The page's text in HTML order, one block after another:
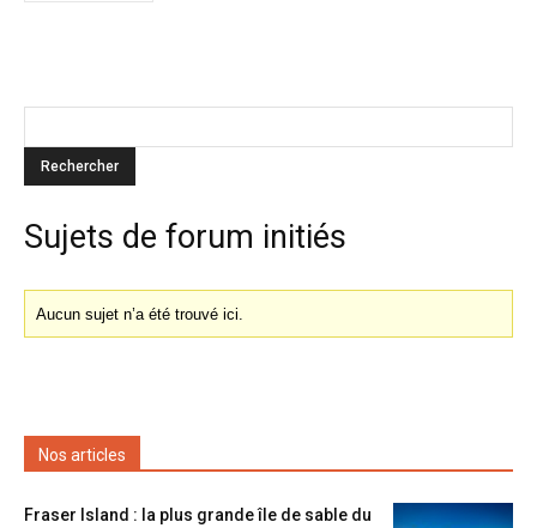
Sujets de forum initiés
Aucun sujet n’a été trouvé ici.
Nos articles
Fraser Island : la plus grande île de sable du